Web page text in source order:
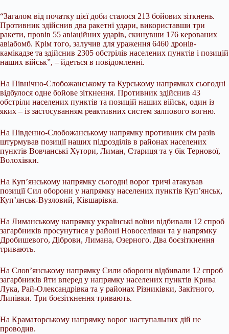
“Загалом від початку цієї доби сталося 213 бойових зіткнень.
Противник здійснив два ракетні удари, використавши три
ракети, провів 55 авіаційних ударів, скинувши 176 керованих
авіабомб. Крім того, залучив для ураження 6460 дронів-
камікадзе та здійснив 2305 обстрілів населених пунктів і позицій
наших військ”, – йдеться в повідомленні.
На Північно-Слобожанському та Курському напрямках сьогодні
відбулося одне бойове зіткнення. Противник здійснив 43
обстріли населених пунктів та позицій наших військ, один із
яких – із застосуванням реактивних систем залпового вогню.
На Південно-Слобожанському напрямку противник сім разів
штурмував позиції наших підрозділів в районах населених
пунктів Вовчанські Хутори, Лиман, Стариця та у бік Тернової,
Волохівки.
На Куп’янському напрямку сьогодні ворог тричі атакував
позиції Сил оборони у напрямку населених пунктів Куп’янськ,
Куп’янськ-Вузловий, Ківшарівка.
На Лиманському напрямку українські воїни відбивали 12 спроб
загарбників просунутися у районі Новоселівки та у напрямку
Дробишевого, Діброви, Лимана, Озерного. Два боєзіткнення
тривають.
На Слов’янському напрямку Сили оборони відбивали 12 спроб
загарбників йти вперед у напрямку населених пунктів Крива
Лука, Рай-Олександрівка та у районах Різниківки, Закітного,
Липівки. Три боєзіткнення тривають.
На Краматорському напрямку ворог наступальних дій не
проводив.